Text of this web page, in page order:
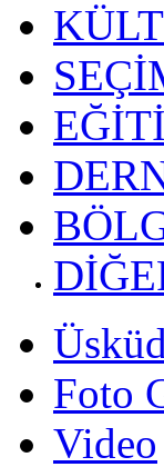
Foto
Video